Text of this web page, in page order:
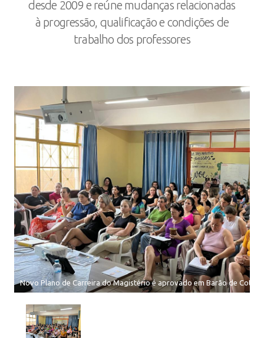
desde 2009 e reúne mudanças relacionadas
à progressão, qualificação e condições de
trabalho dos professores
Novo Plano de Carreira do Magistério é aprovado em Barão de